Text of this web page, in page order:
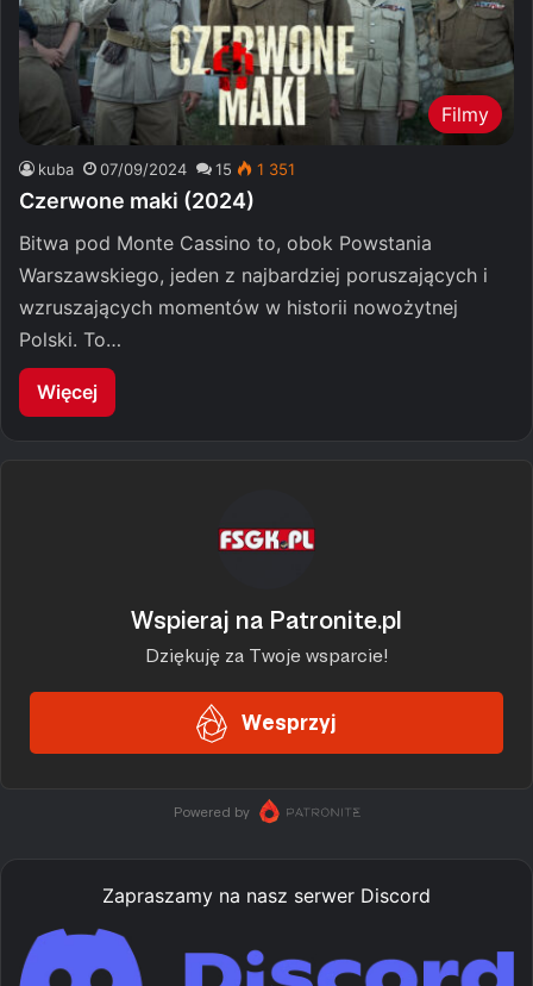
Filmy
kuba 07/09/2024 15 1 351
Czerwone maki (2024)
Bitwa pod Monte Cassino to, obok Powstania
Warszawskiego, jeden z najbardziej poruszających i
wzruszających momentów w historii nowożytnej
Polski. To…
Więcej
Zapraszamy na nasz serwer Discord